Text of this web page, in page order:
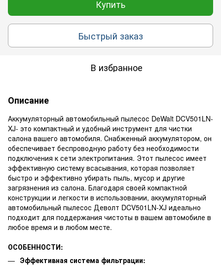
Купить
Быстрый заказ
В избранное
Описание
Аккумуляторный автомобильный пылесос DeWalt DCV501LN-
XJ- это компактный и удобный инструмент для чистки
салона вашего автомобиля. Снабженный аккумулятором, он
обеспечивает беспроводную работу без необходимости
подключения к сети электропитания. Этот пылесос имеет
эффективную систему всасывания, которая позволяет
быстро и эффективно убирать пыль, мусор и другие
загрязнения из салона. Благодаря своей компактной
конструкции и легкости в использовании, аккумуляторный
автомобильный пылесос Деволт DCV501LN-XJ идеально
подходит для поддержания чистоты в вашем автомобиле в
любое время и в любом месте.
ОСОБЕННОСТИ:
Эффективная система фильтрации: